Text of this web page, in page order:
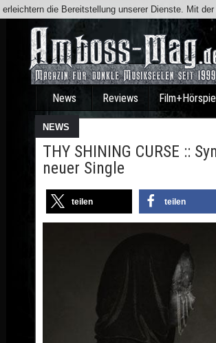
News Reviews
NEWS
THY SHINING CURSE ::
neuer Single
teilen teilen
erleichtern die Bereitstellung unserer Dienste. Mit